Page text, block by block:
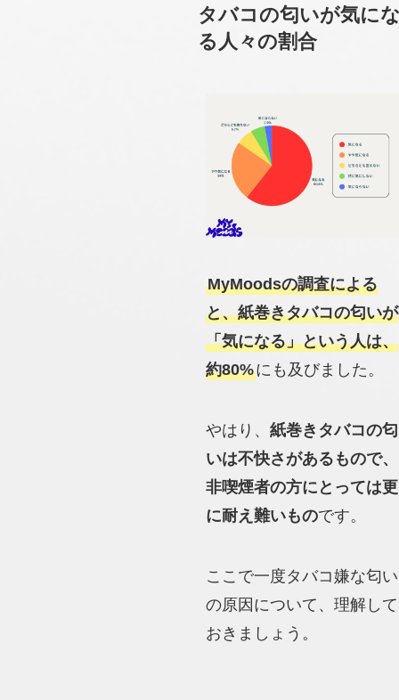
タバコの匂いが気に
る人々の割合
MyMoodsの調査による
と、紙巻きタバコの匂いが
「気になる」という人は、
約80%にも及びました。
やはり、紙巻きタバコの匂
いは不快さがあるもので、
非喫煙者の方にとっては更
に耐え難いものです。
ここで一度タバコ嫌な匂い
の原因について、理解して
おきましょう。